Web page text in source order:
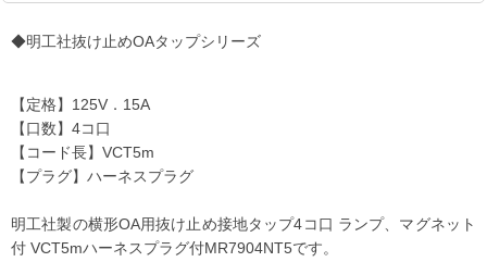
◆明工社抜け止めOAタップシリーズ
【定格】125V．15A
【口数】4コ口
【コード長】VCT5m
【プラグ】ハーネスプラグ
明工社製の横形OA用抜け止め接地タップ4コ口 ランプ、マグネット
付 VCT5mハーネスプラグ付MR7904NT5です。